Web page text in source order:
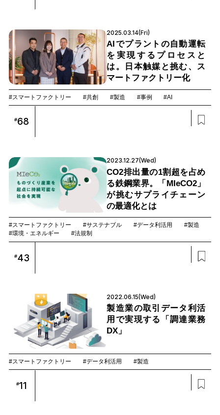
2025.03.14(Fri)
AIでプラントの自動運転
を実現するプロセスと
は。日本触媒と挑む、ス
マートファクトリー化
#スマートファクトリー #共創 #製造 #事例 #AI
#68
2023.12.27(Wed)
CO2排出量の1割超を占め
る鉄鋼業界。「MIeCO2」
が挑むサプライチェーン
の最適化とは
#スマートファクトリー #サステナブル #データ利活用
#製造
#環境・エネルギー
#法規制
#43
2022.06.15(Wed)
製造業の取引データ利活
用で実現する「調達業務
DX」
#スマートファクトリー #データ利活用 #製造
#11